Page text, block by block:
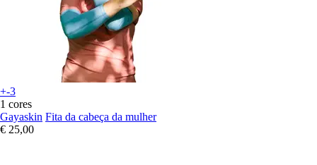
+-3
1 cores
Gayaskin Fita da cabeça da mulher
€ 25,00